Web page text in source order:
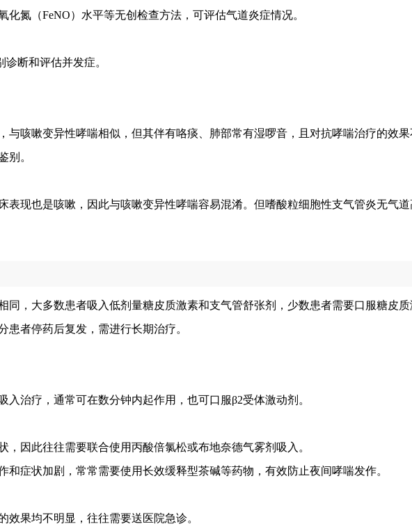
氮（FeNO）水平等无创检查方法，可评估气道炎症情况。
断和评估并发症。
与咳嗽变异性哮喘相似，但其伴有咯痰、肺部常有湿啰音，且对抗哮喘治疗的效
别。
表现也是咳嗽，因此与咳嗽变异性哮喘容易混淆。但嗜酸粒细胞性支气管炎无气道
同，大多数患者吸入低剂量糖皮质激素和支气管舒张剂，少数患者需要口服糖皮
患者停药后复发，需进行长期治疗。
治疗，通常可在数分钟内起作用，也可口服β2受体激动剂。
，因此往往需要联合使用丙酸倍氯松或布地奈德气雾剂吸入。
和症状加剧，常常需要使用长效缓释型茶碱等药物，有效防止夜间哮喘发作。
效果均不明显，往往需要送医院急诊。